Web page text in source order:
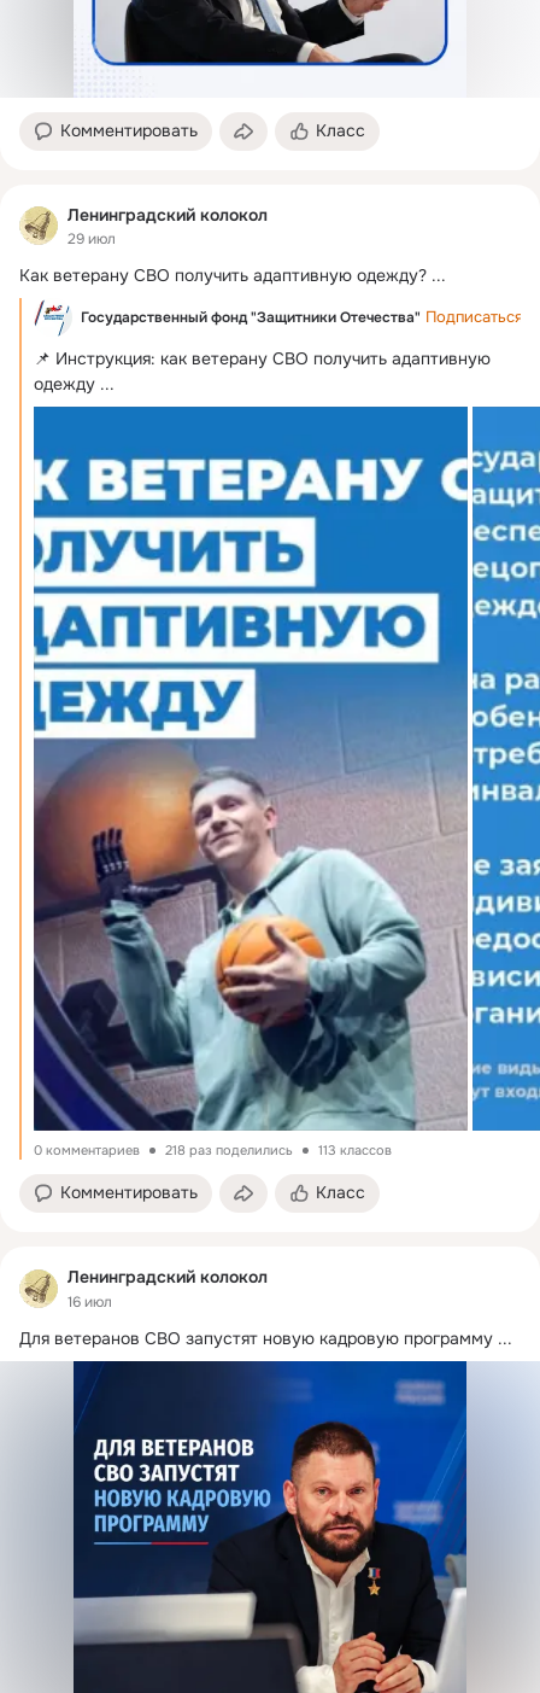
Комментировать Класс
Ленинградский колокол
29 июл
Как ветерану СВО получить адаптивную одежду? ...
Государственный фонд "Защитники Отечества" Подписаться
📌 Инструкция: как ветерану СВО получить адаптивную
одежду ...
0 комментариев 218 раз поделились 113 классов
Комментировать Класс
Ленинградский колокол
16 июл
Для ветеранов СВО запустят новую кадровую программу ...